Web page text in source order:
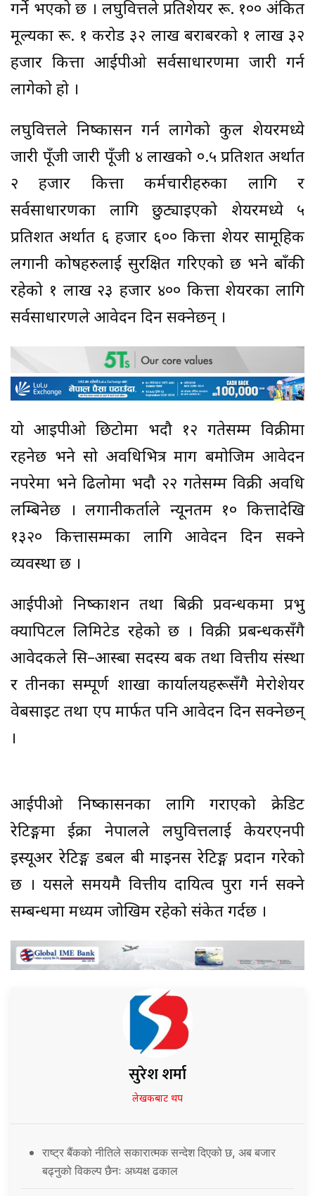
गर्ने भएको छ । लघुवित्तले प्रतिशेयर रू. १०० अंकित
मूल्यका रू. १ करोड ३२ लाख बराबरको १ लाख ३२
हजार कित्ता आईपीओ सर्वसाधारणमा जारी गर्न
लागेको हो ।
लघुवित्तले निष्कासन गर्न लागेको कुल शेयरमध्ये
जारी पूँजी जारी पूँजी ४ लाखको ०.५ प्रतिशत अर्थात
२ हजार कित्ता कर्मचारीहरुका लागि र
सर्वसाधारणका लागि छुट्याइएको शेयरमध्ये ५
प्रतिशत अर्थात ६ हजार ६०० कित्ता शेयर सामूहिक
लगानी कोषहरुलाई सुरक्षित गरिएको छ भने बाँकी
रहेको १ लाख २३ हजार ४०० कित्ता शेयरका लागि
सर्वसाधारणले आवेदन दिन सक्नेछन् ।
यो आइपीओ छिटोमा भदौ १२ गतेसम्म विक्रीमा
रहनेछ भने सो अवधिभित्र माग बमोजिम आवेदन
नपरेमा भने ढिलोमा भदौ २२ गतेसम्म विक्री अवधि
लम्बिनेछ । लगानीकर्ताले न्यूनतम १० कित्तादेखि
१३२० कित्तासम्मका लागि आवेदन दिन सक्ने
व्यवस्था छ ।
आईपीओ निष्काशन तथा बिक्री प्रवन्धकमा प्रभु
क्यापिटल लिमिटेड रहेको छ । विक्री प्रबन्धकसँगै
आवेदकले सि–आस्बा सदस्य बैंक तथा वित्तीय संस्था
र तीनका सम्पूर्ण शाखा कार्यालयहरूसँगै मेरोशेयर
वेबसाइट तथा एप मार्फत पनि आवेदन दिन सक्नेछन्
।
आईपीओ निष्कासनका लागि गराएको क्रेडिट
रेटिङ्गमा ईक्रा नेपालले लघुवित्तलाई केयरएनपी
इस्यूअर रेटिङ्ग डबल बी माइनस रेटिङ्ग प्रदान गरेको
छ । यसले समयमै वित्तीय दायित्व पुरा गर्न सक्ने
सम्बन्धमा मध्यम जोखिम रहेको संकेत गर्दछ ।
सुरेश शर्मा
लेखकबाट थप
राष्ट्र बैंकको नीतिले सकारात्मक सन्देश दिएको छ, अब बजार
बढ्नुको विकल्प छैनः अध्यक्ष ढकाल